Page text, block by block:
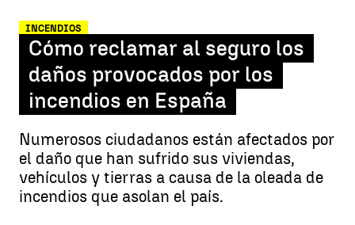
INCENDIOS
Cómo reclamar al seguro los
daños provocados por los
incendios en España
Numerosos ciudadanos están afectados por
el daño que han sufrido sus viviendas,
vehículos y tierras a causa de la oleada de
incendios que asolan el país.